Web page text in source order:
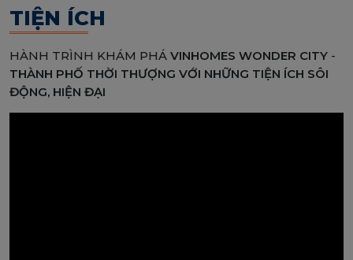
TIỆN ÍCH
HÀNH TRÌNH KHÁM PHÁ VINHOMES WONDER CITY -
THÀNH PHỐ THỜI THƯỢNG VỚI NHỮNG TIỆN ÍCH SÔI
ĐỘNG, HIỆN ĐẠI